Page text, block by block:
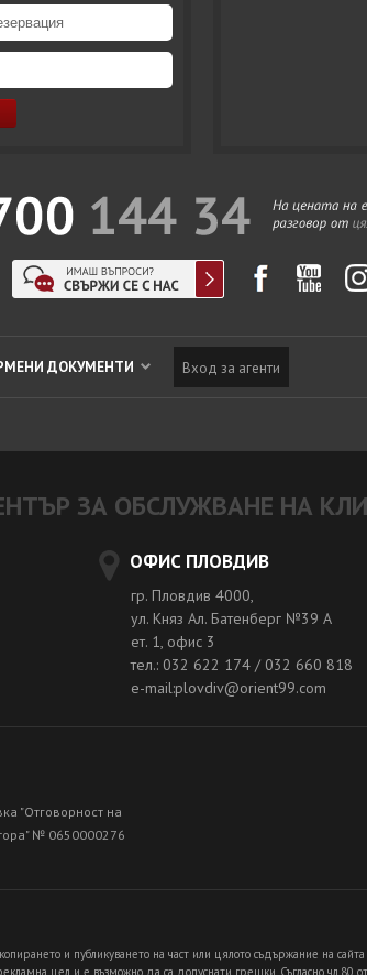
ДОКУМЕНТИ Вход за агенти
ЗА ОБСЛУЖВАНЕ НА
ОФИС ПЛОВДИВ
гр. Пловдив 4000,
ул. Княз Ал. Батенберг №39 A
ет. 1, офис 3
тел.: 032 622 174 / 032 660 818
e-mail:plovdiv@orient99.com
"Отговорност на
№ 0650000276
и публикуването на част или цялото съдържание на
цел и е възможно да са допуснати грешки. Съгласно чл.80 от